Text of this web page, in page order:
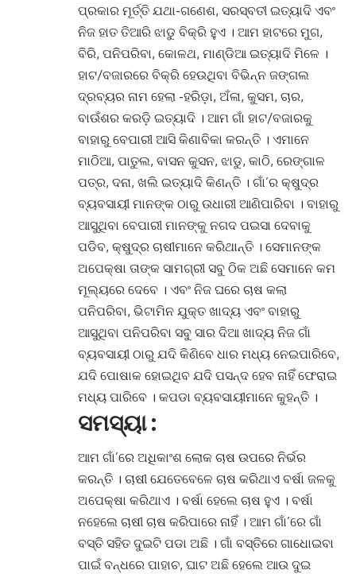
ପ୍ରକାର ମୂର୍ତ୍ତି ଯଥା-ଗଣେଶ, ସରସ୍ବତୀ ଇତ୍ୟାଦି ଏବଂ
ନିଜ ହାତ ତିଆରି ଝାଡୁ ବିକ୍ରି ହୁଏ । ଆମ ହାଟରେ ମୁଗ,
ବିରି, ପନିପରିବା, କୋଳଥ, ମାଣ୍ଡିଆ ଇତ୍ୟାଦି ମିଳେ ।
ହାଟ/ବଜାରରେ ବିକ୍ରି ହେଉଥିବା ବିଭିନ୍ନ ଜଙ୍ଗଲ
ଦ୍ରବ୍ୟର ନାମ ହେଲା -ହରିଡ଼ା, ଅଁଳା, କୁସମ, ଚାର,
ବାଉଁଶର କରଡ଼ି ଇତ୍ୟାଦି । ଆମ ଗାଁ ହାଟ/ବଜାରକୁ
ବାହାରୁ ବେପାରୀ ଆସି କିଣାବିକା କରନ୍ତି । ଏମାନେ
ମାଠିଆ, ପାତୁଲ, ବାସନ କୁସନ, ଝାଡୁ, କାଠି, ରେଙ୍ଗାଳ
ପତ୍ର, ଦନା, ଖଲି ଇତ୍ୟାଦି କିଣନ୍ତି । ଗାଁ’ର କ୍ଷୁଦ୍ର
ବ୍ୟବସାୟୀ ମାନଙ୍କ ଠାରୁ ଉଧାରୀ ଆଣିପାରିବା । ବାହାରୁ
ଆସୁଥିବା ବେପାରୀ ମାନଙ୍କୁ ନଗଦ ପଇସା ଦେବାକୁ
ପଡିବ, କ୍ଷୁଦ୍ର ଚାଷୀମାନେ କରିଥାନ୍ତି । ସେମାନଙ୍କ
ଅପେକ୍ଷା ତାଙ୍କ ସାମଗ୍ରୀ ସବୁ ଠିକ ଅଛି ସେମାନେ କମ
ମୂଲ୍ୟରେ ଦେବେ । ଏବଂ ନିଜ ଘରେ ଚାଷ କଲା
ପନିପରିବା, ଭିଟାମିନ ଯୁକ୍ତ ଖାଦ୍ୟ ଏବଂ ବାହାରୁ
ଆସୁଥିବା ପନିପରିବା ସବୁ ସାର ଦିଆ ଖାଦ୍ୟ ନିଜ ଗାଁ
ବ୍ୟବସାୟୀ ଠାରୁ ଯଦି କିଣିବେ ଧାର ମଧ୍ୟ ନେଇପାରିବେ,
ଯଦି ପୋଷାକ ହୋଇଥିବ ଯଦି ପସନ୍ଦ ହେବ ନାହିଁ ଫେରାଇ
ମଧ୍ୟ ପାରିବେ । କପଡା ବ୍ୟବସାୟୀମାନେ କୁହନ୍ତି ।
ସମସ୍ୟା :
ଆମ ଗାଁ’ରେ ଅଧିକାଂଶ ଲୋକ ଚାଷ ଉପରେ ନିର୍ଭର
କରନ୍ତି । ଚାଷୀ ଯେତେବେଳେ ଚାଷ କରିଥାଏ ବର୍ଷା ଜଳକୁ
ଅପେକ୍ଷା କରିଥାଏ । ବର୍ଷା ହେଲେ ଚାଷ ହୁଏ । ବର୍ଷା
ନହେଲେ ଚାଷୀ ଚାଷ କରିପାରେ ନାହିଁ । ଆମ ଗାଁ’ରେ ଗାଁ
ବସ୍ତି ସହିତ ଦୁଇଟି ପଡା ଅଛି । ଗାଁ ବସ୍ତିରେ ଗାଧୋଇବା
ପାଇଁ ବନ୍ଧରେ ପାହାଚ, ଘାଟ ଅଛି ହେଲେ ଆଉ ଦୁଇ